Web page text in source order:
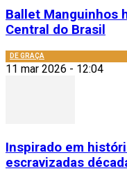
Ballet Manguinhos
Central do Brasil
DE GRAÇA
11 mar 2026 - 12:04
Inspirado em
escravizadas